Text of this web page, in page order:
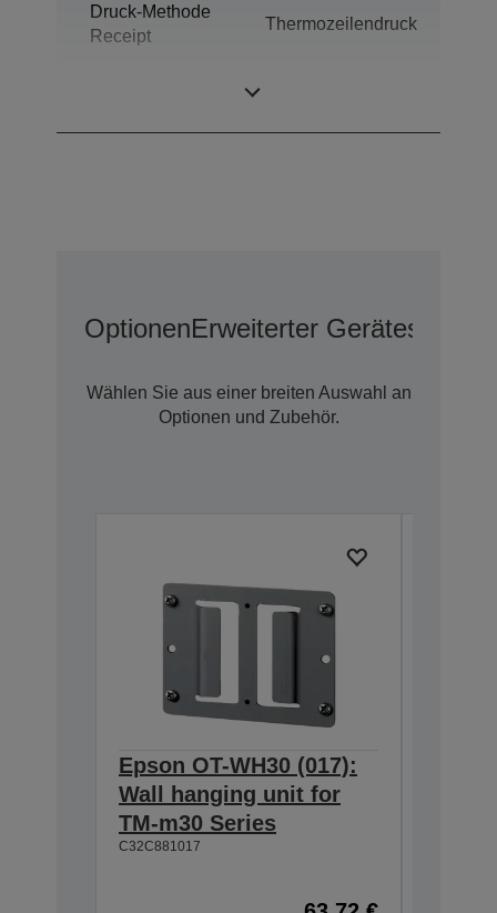
Druck-Methode
Receipt
Thermozeilendruck
OptionenErweiterter Geräteschutz
Wählen Sie aus einer breiten Auswahl an
Optionen und Zubehör.
Epson OT-WH30 (017):
Wall hanging unit for
TM-m30 Series
C32C881017